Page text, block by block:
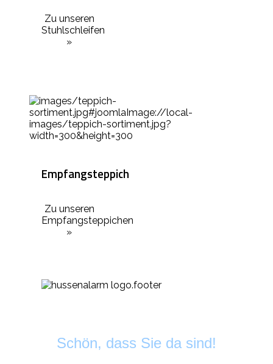
Zu unseren
Stuhlschleifen
»
Empfangsteppich
Zu unseren
Empfangsteppichen
»
Schön, dass Sie da sind!